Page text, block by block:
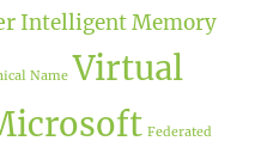
Intelligent Memory
Name Virtual
Federated